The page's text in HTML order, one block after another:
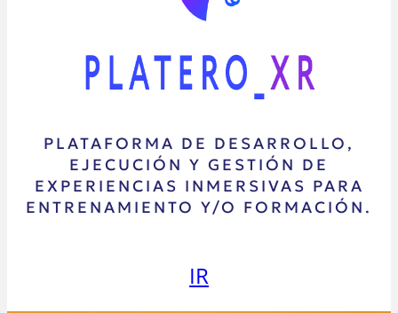
PLATAFORMA DE DESARROLLO,
EJECUCIÓN Y GESTIÓN DE
EXPERIENCIAS INMERSIVAS PARA
ENTRENAMIENTO Y/O FORMACIÓN.
IR